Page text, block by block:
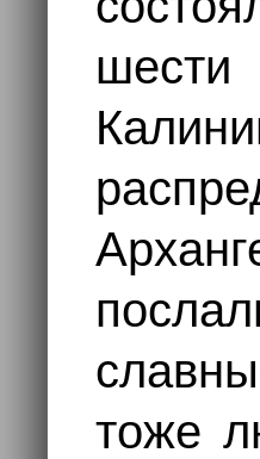
тоже